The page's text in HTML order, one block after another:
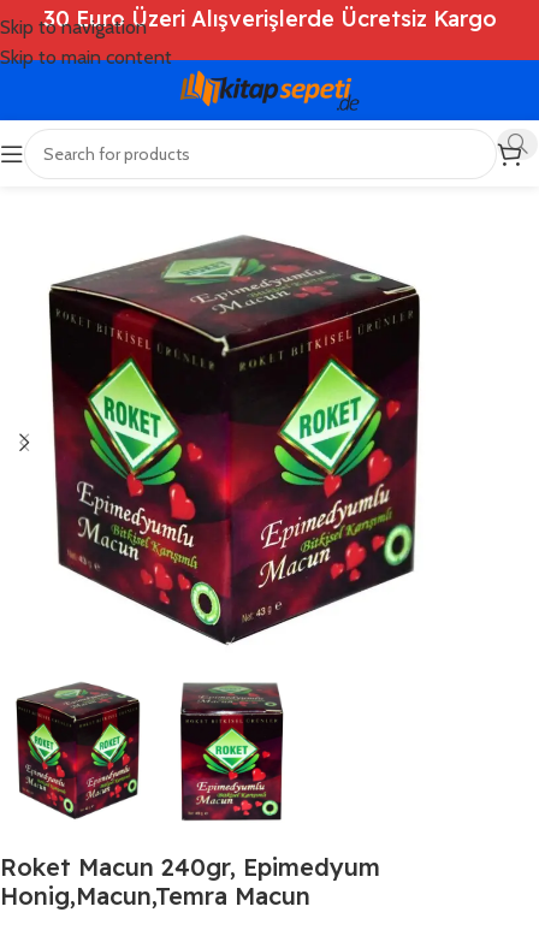
Skip to navigation
Skip to main content
30 Euro Üzeri Alışverişlerde Ücretsiz Kargo
Ana Sayfa Shop
Roket Macun 240gr, Epimedyum
Honig,Macun,Temra Macun